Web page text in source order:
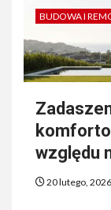
BUDOWA I
względu
20 lutego, 2026